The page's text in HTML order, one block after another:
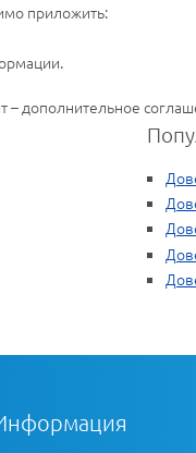
приложить:
– дополнительное